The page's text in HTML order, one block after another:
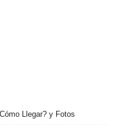
Llegar? y Fotos